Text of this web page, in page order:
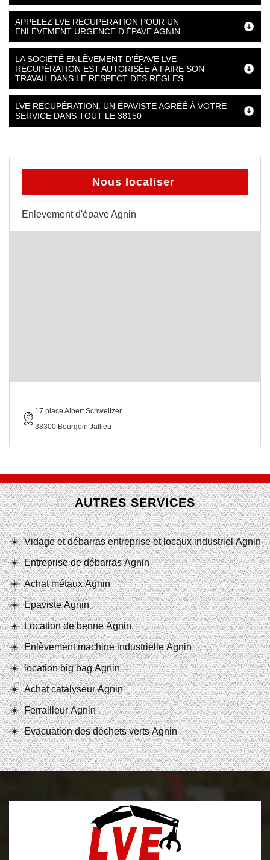
APPELEZ LVE RÉCUPÉRATION POUR UN
ENLÈVEMENT URGENCE D’ÉPAVE AGNIN
LA SOCIÉTÉ ENLÈVEMENT D’ÉPAVE LVE
RÉCUPÉRATION EST AUTORISÉE À FAIRE SON
TRAVAIL DANS LE RESPECT DES RÈGLES
LVE RÉCUPÉRATION: UN ÉPAVISTE AGRÉÉ À VOTRE
SERVICE DANS TOUT LE 38150
Nous localiser
Enlevement d'épave Agnin
17 place Albert Schweitzer
38300 Bourgoin Jallieu
AUTRES SERVICES
Vidage et débarras entreprise et locaux industriel Agnin
Entreprise de débarras Agnin
Achat métaux Agnin
Epaviste Agnin
Location de benne Agnin
Enlèvement machine industrielle Agnin
location big bag Agnin
Achat catalyseur Agnin
Ferrailleur Agnin
Evacuation des déchets verts Agnin